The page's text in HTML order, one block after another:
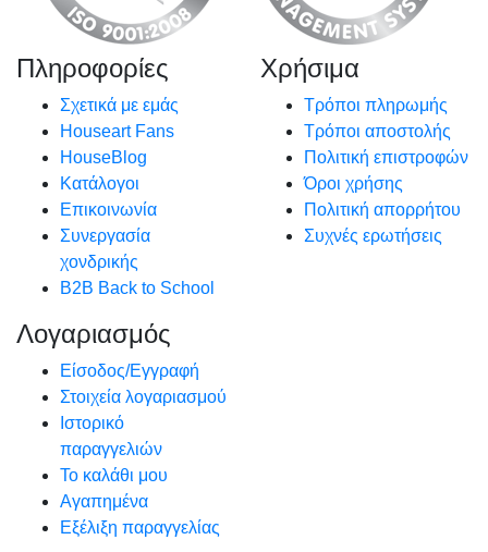
Πληροφορίες
Σχετικά με εμάς
Houseart Fans
HouseBlog
Κατάλογοι
Επικοινωνία
Συνεργασία
χονδρικής
B2B Back to School
Χρήσιμα
Τρόποι πληρωμής
Τρόποι αποστολής
Πολιτική επιστροφών
Όροι χρήσης
Πολιτική απορρήτου
Συχνές ερωτήσεις
Λογαριασμός
Είσοδος/Εγγραφή
Στοιχεία λογαριασμού
Ιστορικό
παραγγελιών
Το καλάθι μου
Αγαπημένα
Εξέλιξη παραγγελίας